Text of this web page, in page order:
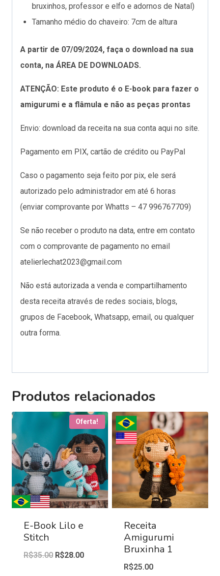
bruxinhos, professor e elfo e adornos de Natal)
Tamanho médio do chaveiro: 7cm de altura
A partir de 07/09/2024, faça o download na sua
conta, na ÁREA DE DOWNLOADS.
ATENÇÃO: Este produto é o E-book para fazer o
amigurumi e a flâmula e não as peças prontas
Envio: download da receita na sua conta aqui no site.
Pagamento em PIX, cartão de crédito ou PayPal
Caso o pagamento seja feito por pix, ele será
autorizado pelo administrador em até 6 horas
(enviar comprovante por Whatts – 47 996767709)
Se não receber o produto na data, entre em contato
com o comprovante de pagamento no email
atelierlechat2023@gmail.com
Não está autorizada a venda e compartilhamento
desta receita através de redes sociais, blogs,
grupos de Facebook, Whatsapp, email, ou qualquer
outra forma.
Produtos relacionados
Oferta!
E-Book Lilo e
Stitch
R$35.00 R$28.00
Receita
Amigurumi
Bruxinha 1
R$25.00